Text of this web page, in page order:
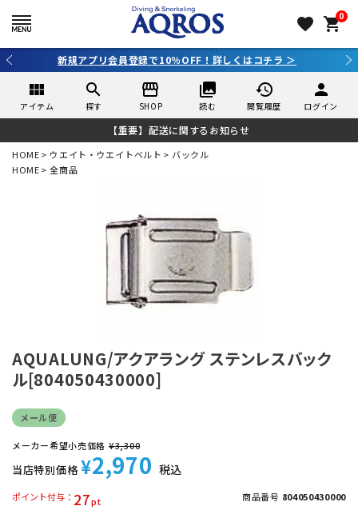
favorite 0
shopping_cart
3,980円（税込）以上のご購入で送料無料！
view_module
アイテム
search
探す
storefront
SHOP
collections
読む
history
閲覧履歴
person
ログイン
【重要】配送に関するお知らせ
HOME ウエイト・ウエイトベルト
バックル
HOME
全商品
AQUALUNG/アクアラング ステンレスバック
ル[804050430000]
メール便
メーカー希望小売価格 ¥3,300
当店特別価格 ¥2,970 税込
27
ポイント付与 商品番号 804050430000